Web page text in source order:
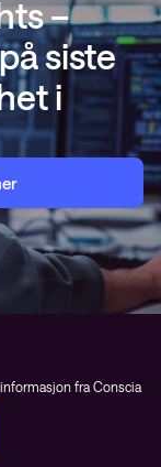
–
siste
i
fra Conscia